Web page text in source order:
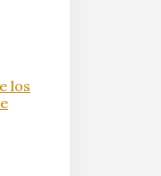
los